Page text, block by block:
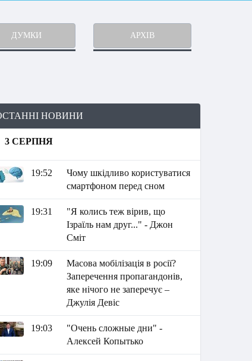
ДУМКИ АРХІВ
НОВИНИ
3 СЕРПНЯ
19:52
Чому шкідливо користуватися
смартфоном перед сном
19:31
"Я колись теж вірив, що
Ізраїль нам друг..." - Джон
Сміт
19:09
Масова мобілізація в росії?
Заперечення пропагандонів,
яке нічого не заперечує –
Джулія Девіс
19:03
"Очень сложные дни" -
Алексей Копытько